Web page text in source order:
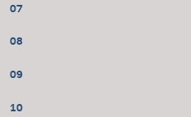
07
08
09
10